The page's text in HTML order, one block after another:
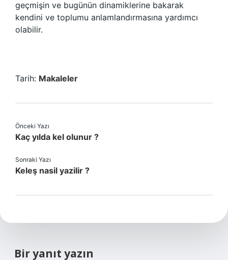
geçmişin ve bugünün dinamiklerine bakarak
kendini ve toplumu anlamlandırmasına yardımcı
olabilir.
Tarih: Makaleler
Önceki Yazı
Kaç yılda kel olunur ?
Sonraki Yazı
Keleş nasil yazilir ?
Bir yanıt yazın